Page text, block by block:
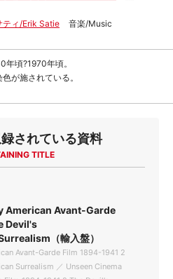
ティ/Erik Satie
音楽/Music
年頃?1970年頃。
が施されている。
されている資料
TITLE
American Avant-Garde
Devil's
（輸入盤）
Avant-Garde Film 1894-1941 2
Surrealism ／ Unseen Cinema